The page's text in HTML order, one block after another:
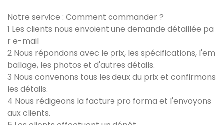
Notre service : Comment commander ?
1 Les clients nous envoient une demande détaillée pa
r e-mail
2 Nous répondons avec le prix, les spécifications, l'em
ballage, les photos et d'autres détails.
3 Nous convenons tous les deux du prix et confirmons
les détails.
4 Nous rédigeons la facture pro forma et l'envoyons
aux clients.